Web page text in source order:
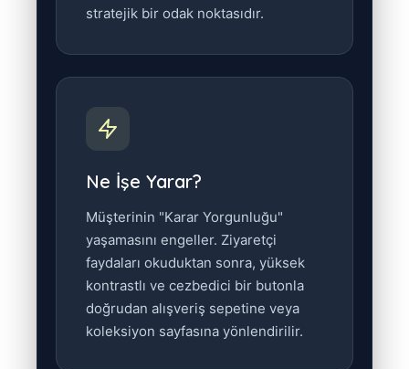
stratejik bir odak noktasıdır.
Ne İşe Yarar?
Müşterinin "Karar Yorgunluğu"
yaşamasını engeller. Ziyaretçi
faydaları okuduktan sonra, yüksek
kontrastlı ve cezbedici bir butonla
doğrudan alışveriş sepetine veya
koleksiyon sayfasına yönlendirilir.